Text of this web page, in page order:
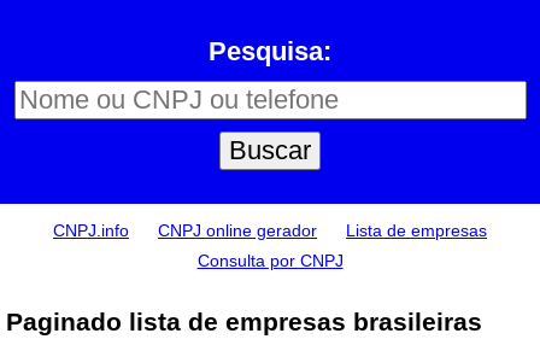
Pesquisa:
CNPJ.info CNPJ online gerador
Lista de empresas
Consulta por CNPJ
Paginado lista de empresas brasileiras